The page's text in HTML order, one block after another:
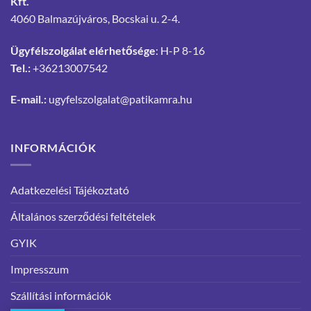
4060 Balmazújváros, Bocskai u. 2-4.
Ügyfélszolgálat elérhetősége: H-P 8-16
Tel.:+36213007542
E-mail.: ugyfelszolgalat@patikamra.hu
INFORMÁCIÓK
Adatkezelési Tájékoztató
Általános szerződési feltételek
GYIK
Impresszum
Szállítási információk